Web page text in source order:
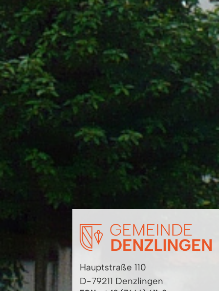
Hauptstraße 110
D-79211 Denzlingen